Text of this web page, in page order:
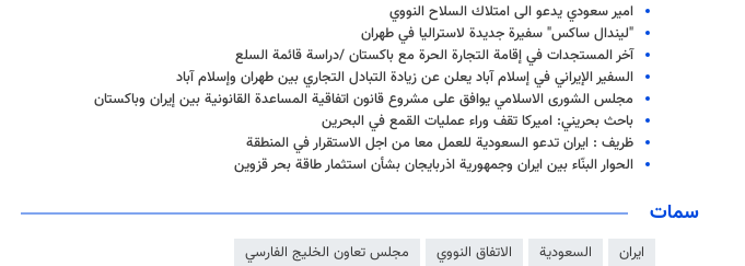
امير سعودي يدعو الى امتلاك السلاح النووي
"ليندال ساكس" سفيرة جديدة لاستراليا في طهران
آخر المستجدات في إقامة التجارة الحرة مع باكستان /دراسة قائمة السلع
السفير الإيراني في إسلام آباد يعلن عن زيادة التبادل التجاري بين طهران وإسلام آباد
مجلس الشورى الاسلامي يوافق على مشروع قانون اتفاقية المساعدة القانونية بين إيران وباكستان
باحث بحريني: اميركا تقف وراء عمليات القمع في البحرين
ظريف : ايران تدعو السعودية للعمل معا من اجل الاستقرار في المنطقة
الحوار البنّاء بين ايران وجمهورية اذربايجان بشأن استثمار طاقة بحر قزوين
سمات
ايران السعودية الاتفاق النووي مجلس تعاون الخليج الفارسي